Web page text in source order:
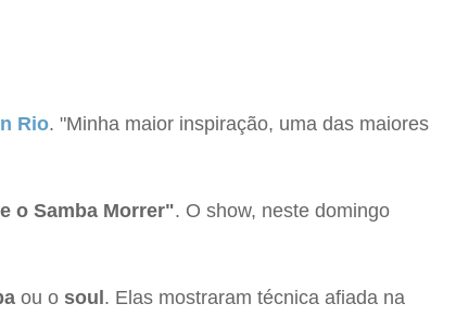
Rio. "Minha maior inspiração, uma das maiores
o Samba Morrer". O show, neste domingo
ou o soul . Elas mostraram técnica afiada na